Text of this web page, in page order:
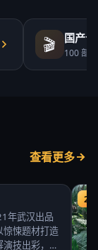
🎬 国产
100部 ·
查看更多
年武汉出品
惊悚题材打造
技出彩，
2